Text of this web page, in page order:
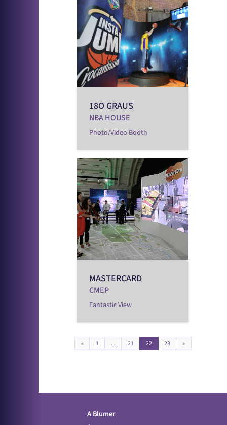
18O GRAUS
NBA HOUSE
Photo/Video Booth
MASTERCARD
CMEP
Fantastic View
« 1 ... 21 22 23 »
A Blumer